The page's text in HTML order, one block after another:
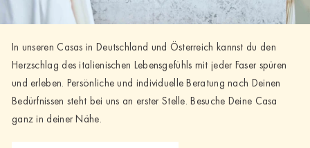
In unseren Casas in Deutschland und Österreich kannst du den
Herzschlag des italienischen Lebensgefühls mit jeder Faser spüren
und erleben. Persönliche und individuelle Beratung nach Deinen
Bedürfnissen steht bei uns an erster Stelle. Besuche Deine Casa
ganz in deiner Nähe.